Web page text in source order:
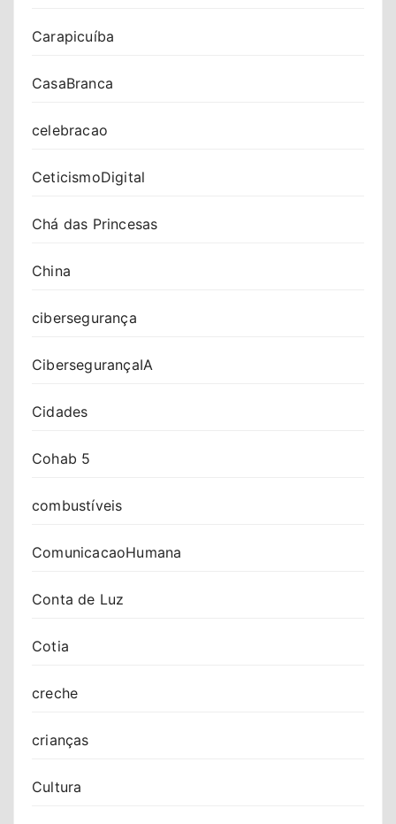
Carapicuíba
CasaBranca
celebracao
CeticismoDigital
Chá das Princesas
China
cibersegurança
CibersegurançaIA
Cidades
Cohab 5
combustíveis
ComunicacaoHumana
Conta de Luz
Cotia
creche
crianças
Cultura